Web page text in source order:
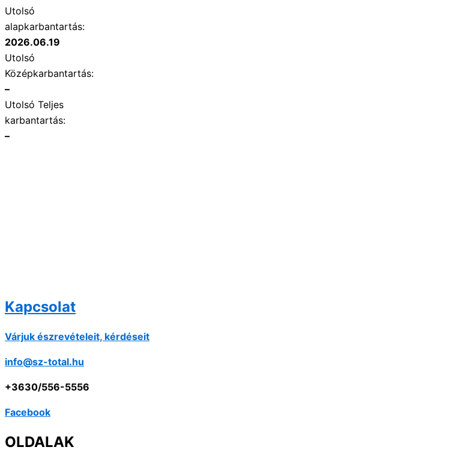
Utolsó
alapkarbantartás:
2026.06.19
Utolsó
Középkarbantartás:
–
Utolsó Teljes
karbantartás:
–
Kapcsolat
Várjuk észrevételeit, kérdéseit
info@sz-total.hu
+3630/556-5556
Facebook
OLDALAK